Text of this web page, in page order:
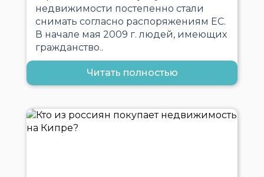
недвижимости постепенно стали
снимать согласно распоряжениям ЕС.
В начале мая 2009 г. людей, имеющих
гражданство..
Читать полностью